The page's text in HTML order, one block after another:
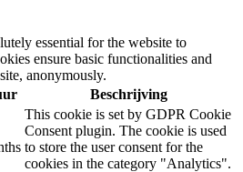
essential for the website to
ensure basic functionalities and
anonymously.
Beschrijving
This cookie is set by GDPR Cookie
Consent plugin. The cookie is used
to store the user consent for the
cookies in the category "Analytics".